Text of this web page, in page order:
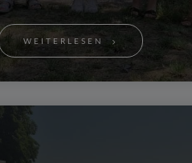
WEITERLESEN